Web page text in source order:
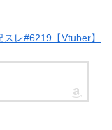
スレ#6219【Vtuber】